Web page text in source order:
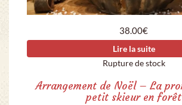
38.00€
Lire la suite
Rupture de stock
Arrangement de Noël – La
petit skieur en forêt